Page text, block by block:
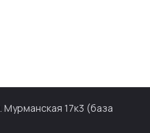
Мурманская 17к3 (база